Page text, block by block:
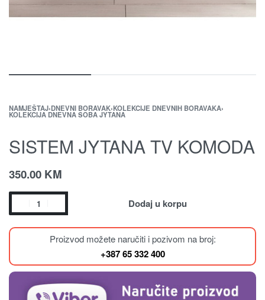
NAMJEŠTAJ›DNEVNI BORAVAK›KOLEKCIJE DNEVNIH BORAVAKA›
KOLEKCIJA DNEVNA SOBA JYTANA
SISTEM JYTANA TV KOMODA
350.00 KM
Dodaj u korpu
Proizvod možete naručiti i pozivom na broj:
+387 65 332 400